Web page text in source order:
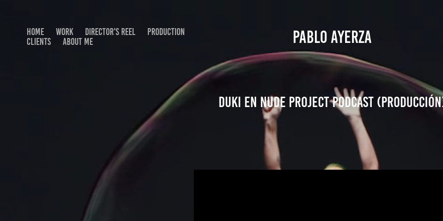
HOME WORK DIRECTOR'S REEL
PRODUCTION
CLIENTS
ABOUT ME PABLO AYERZA
Duki en Nude project podcast